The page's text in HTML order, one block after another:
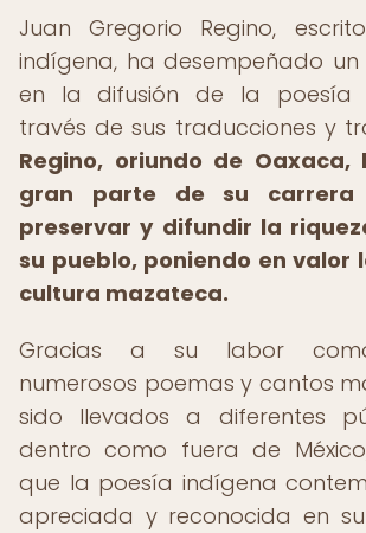
Juan Gregorio Regino,
indígena, ha desempeñado
en la difusión de la poesía
través de sus traducciones y
Regino, oriundo de Oaxaca,
gran parte de su carrera
preservar y difundir la
su pueblo, poniendo en valor
cultura mazateca.
Gracias a su labor
numerosos poemas y cantos
sido llevados a diferentes
dentro como fuera de
que la poesía indígena
apreciada y reconocida en